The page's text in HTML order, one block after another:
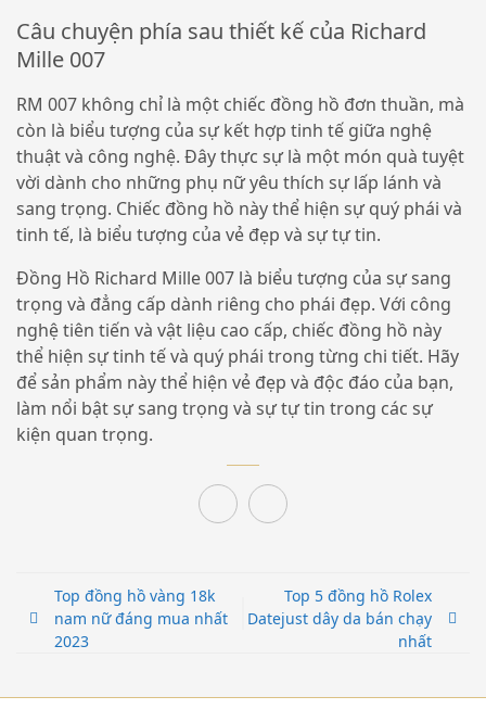
Câu chuyện phía sau thiết kế của Richard
Mille 007
RM 007 không chỉ là một chiếc đồng hồ đơn thuần, mà
còn là biểu tượng của sự kết hợp tinh tế giữa nghệ
thuật và công nghệ. Đây thực sự là một món quà tuyệt
vời dành cho những phụ nữ yêu thích sự lấp lánh và
sang trọng. Chiếc đồng hồ này thể hiện sự quý phái và
tinh tế, là biểu tượng của vẻ đẹp và sự tự tin.
Đồng Hồ Richard Mille 007 là biểu tượng của sự sang
trọng và đẳng cấp dành riêng cho phái đẹp. Với công
nghệ tiên tiến và vật liệu cao cấp, chiếc đồng hồ này
thể hiện sự tinh tế và quý phái trong từng chi tiết. Hãy
để sản phẩm này thể hiện vẻ đẹp và độc đáo của bạn,
làm nổi bật sự sang trọng và sự tự tin trong các sự
kiện quan trọng.
Top đồng hồ vàng 18k
nam nữ đáng mua nhất
2023
Top 5 đồng hồ Rolex
Datejust dây da bán chạy
nhất